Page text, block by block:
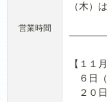
営業時間
（木）
【１１
６日（
２０日